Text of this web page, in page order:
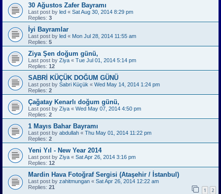
30 Ağustos Zafer Bayramı
Last post by led « Sat Aug 30, 2014 8:29 pm
Replies: 3
İyi Bayramlar
Last post by led « Mon Jul 28, 2014 11:55 am
Replies: 5
Ziya Şen doğum günü,
Last post by Ziya « Tue Jul 01, 2014 5:14 pm
Replies: 12
SABRİ KÜÇÜK DOĞUM GÜNÜ
Last post by Sabri Küçük « Wed May 14, 2014 1:24 pm
Replies: 2
Çağatay Kenarlı doğum günü,
Last post by Ziya « Wed May 07, 2014 4:50 pm
Replies: 2
1 Mayıs Bahar Bayramı
Last post by abdullah « Thu May 01, 2014 11:22 pm
Replies: 2
Yeni Yıl - New Year 2014
Last post by Ziya « Sat Apr 26, 2014 3:16 pm
Replies: 12
Mardin Hava Fotoğraf Sergisi (Ataşehir / İstanbul)
Last post by zahitmungan « Sat Apr 26, 2014 12:22 am
Replies: 21 1 2